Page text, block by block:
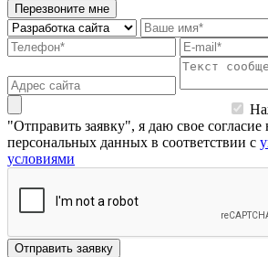
Перезвоните мне
"Отправить заявку", я даю свое согласие
персональных данных в соответствии с
условиями
Отправить заявку